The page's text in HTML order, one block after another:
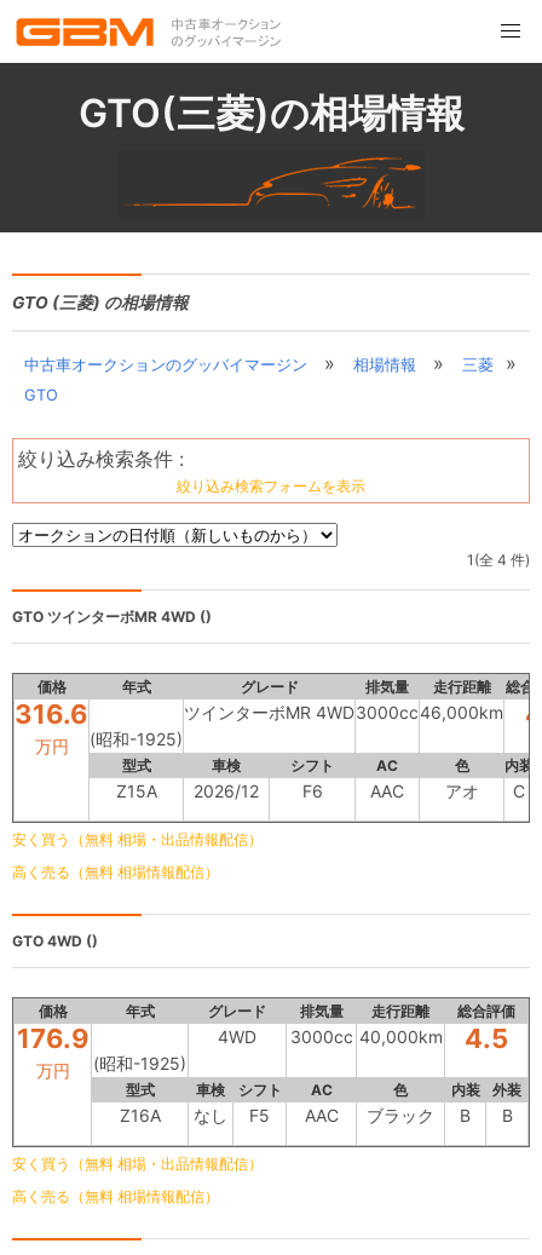
GTO(三菱)の相場情報
GTO (三菱) の相場情報
中古車オークションのグッバイマージン » 相場情報 » 三菱 »
GTO
絞り込み検索条件 :
絞り込み検索フォームを表示
1(全 4 件)
GTO ツインターボMR 4WD ()
価格 年式 グレード 排気量 走行距離 総合
316.6
万円 (昭和-1925)
ツインターボMR 4WD3000cc46,000km 4
型式 車検 シフト AC 色 内装
Z15A 2026/12 F6 AAC アオ C
安く買う（無料 相場・出品情報配信）
高く売る（無料 相場情報配信）
GTO 4WD ()
価格 年式 グレード 排気量 走行距離 総合評価
176.9
万円 (昭和-1925)
4WD 3000cc 40,000km 4.5
型式 車検 シフト AC 色 内装 外装
Z16A なし F5 AAC ブラック B B
安く買う（無料 相場・出品情報配信）
高く売る（無料 相場情報配信）